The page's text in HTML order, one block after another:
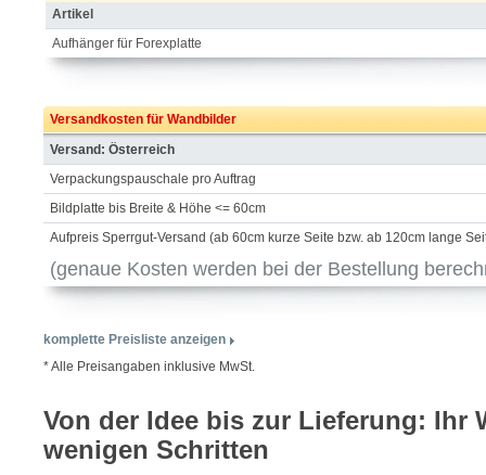
Artikel
Aufhänger für Forexplatte
Versandkosten für Wandbilder
Versand: Österreich
Verpackungspauschale pro Auftrag
Bildplatte bis Breite & Höhe <= 60cm
Aufpreis Sperrgut-Versand (ab 60cm kurze Seite bzw. ab 120cm lange
(genaue Kosten werden bei der Bestellung
komplette Preisliste anzeigen
* Alle Preisangaben inklusive MwSt.
Von der Idee bis zur Lieferung: Ihr
wenigen Schritten